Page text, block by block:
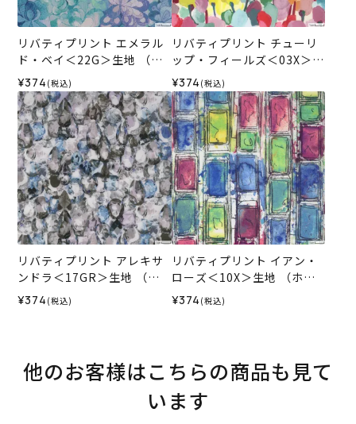
リバティプリント エメラル
ド・ベイ＜22G＞生地 （ホ
ビーラホビーレオリジナ
ル）2026SS
¥374 (税込)
リバティプリント チューリ
ップ・フィールズ＜03X＞生
地 （ホビーラホビーレオリ
ジナル）2026SS
¥374 (税込)
リバティプリント アレキサ
ンドラ＜17GR＞生地 （ホ
ビーラホビーレオリジナ
ル）2026SS
¥374 (税込)
リバティプリント イアン・
ローズ＜10X＞生地 （ホビ
ーラホビーレオリジナル）2
026SS
¥374 (税込)
他のお客様はこちらの商品も見て
います